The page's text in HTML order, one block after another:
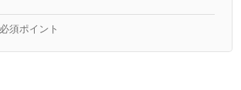
須ポイント